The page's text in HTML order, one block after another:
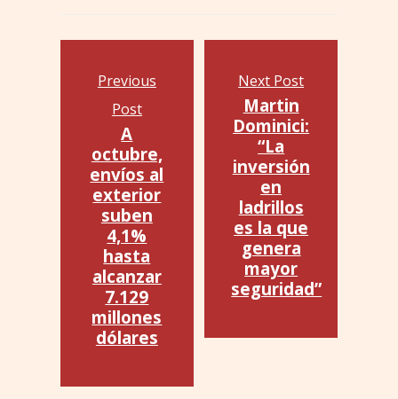
Previous
Post
A
octubre,
envíos al
exterior
suben
4,1%
hasta
alcanzar
7.129
millones
dólares
Next Post
Martin
Dominici:
“La
inversión
en
ladrillos
es la que
genera
mayor
seguridad”